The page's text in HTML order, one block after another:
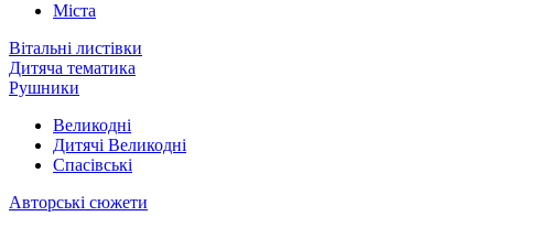
Міста
Вітальні листівки
Дитяча тематика
Рушники
Великодні
Дитячі Великодні
Спасівські
Авторські сюжети